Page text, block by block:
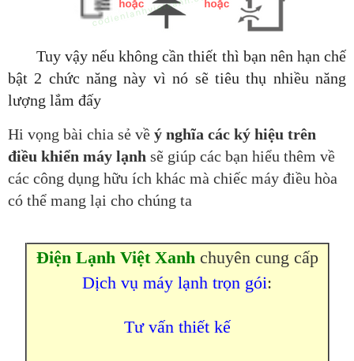
Tuy vậy nếu không cần thiết thì bạn nên hạn chế
bật 2 chức năng này vì nó sẽ tiêu thụ nhiều năng
lượng lắm đấy
Hi vọng bài chia sẻ về ý nghĩa các ký hiệu trên
điều khiển máy lạnh sẽ giúp các bạn hiểu thêm về
các công dụng hữu ích khác mà chiếc máy điều hòa
có thể mang lại cho chúng ta
Điện Lạnh Việt Xanh chuyên cung cấp
Dịch vụ máy lạnh trọn gói:
Tư vấn thiết kế